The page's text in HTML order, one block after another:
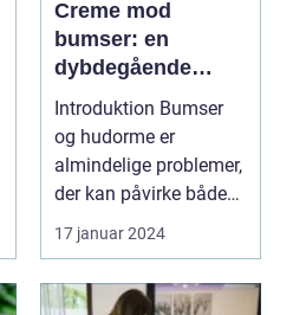
Creme mod
bumser: en
dybdegående
guide til
skønheds- og
kosmetikforbruger
e
Introduktion Bumser
og hudorme er
almindelige problemer,
der kan påvirke både
teenagere og voksne.
17 januar 2024